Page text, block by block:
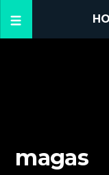
magas